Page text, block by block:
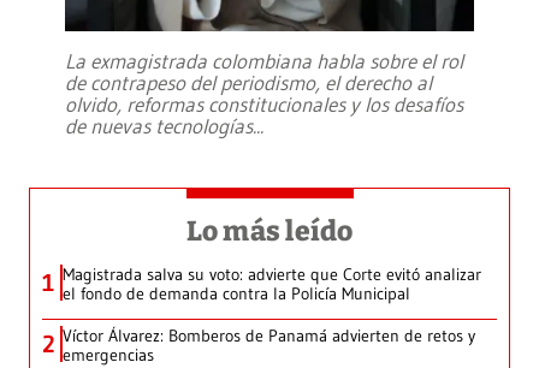
La exmagistrada colombiana habla sobre el rol
de contrapeso del periodismo, el derecho al
olvido, reformas constitucionales y los desafíos
de nuevas tecnologías...
Lo más leído
1 Magistrada salva su voto: advierte que Corte evitó analizar
el fondo de demanda contra la Policía Municipal
2 Víctor Álvarez: Bomberos de Panamá advierten de retos y
emergencias